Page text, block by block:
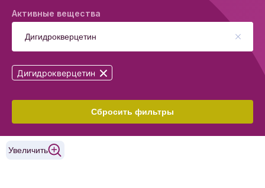
Активные вещества
Сбросить фильтры
Дигидрокверцетин
Увеличить